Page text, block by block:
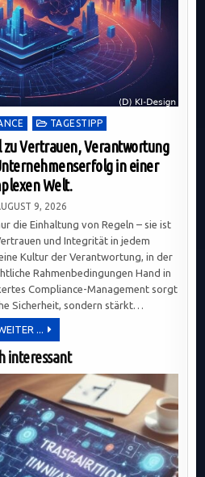
TAGESTIPP
zu Vertrauen, Verantwortung
in einer
Welt.
9, 2026
die Einhaltung von Regeln – sie ist
und Integrität in jedem
Kultur der Verantwortung, in der
Rahmenbedingungen Hand in
Compliance-Management sorgt
Sicherheit, sondern stärkt…
... COMPLIANCE:
SCHLÜSSEL
VERTRAUEN,
LANGFRISTIGEM
UNTERNEHMENSERFOLG
IN
EINER
KOMPLEXEN
WELT.
interessant